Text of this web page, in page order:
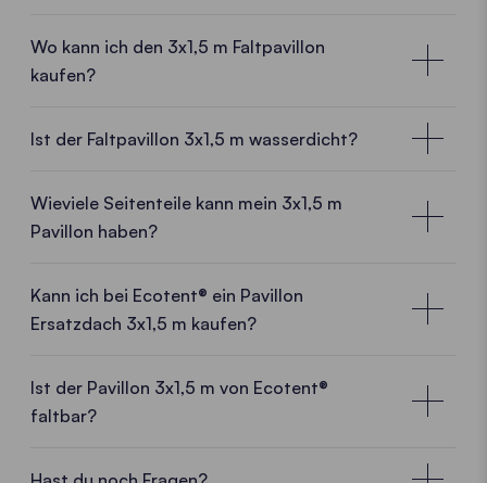
Wo kann ich den 3x1,5 m Faltpavillon
kaufen?
entscheidest du dich für einhochwertiges Faltzelt
direkt vom Hersteller.
direkt in deiner Nähe beraten dich gerne vor Ort.
WO DU UNS FINDEST
Ist der Faltpavillon 3x1,5 m wasserdicht?
Wieviele Seitenteile kann mein 3x1,5 m
Pavillon haben?
Kann ich bei Ecotent® ein Pavillon
Ersatzdach 3x1,5 m kaufen?
Du hast ein neues Logo oder ein Sturm hat dein
liefern dir in kürzester Zeit ein Ersatzdach für deinen
Ist der Pavillon 3x1,5 m von Ecotent®
faltbar?